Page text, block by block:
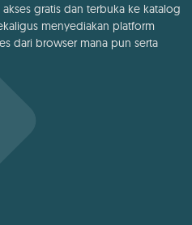
gratis dan terbuka ke katalog
menyediakan platform
dari browser mana pun serta